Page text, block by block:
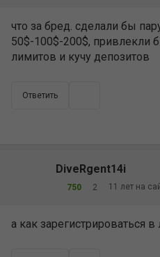
что за бред. сделали бы
50$-100$-200$, привлекли
лимитов и кучу депозитов
Ответить
DiveRgent14i
750 2 11 лет на
а как зарегистрироваться в